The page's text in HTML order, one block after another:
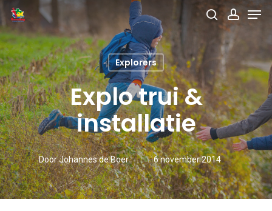
Skip
to
main
content
search
Explorers
Explo trui &
installatie
DoorJohannes de Boer 6 november 2014